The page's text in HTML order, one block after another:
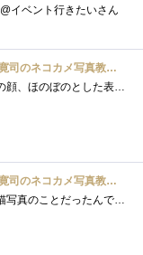
イベント行きたいさん
コカメ写真教室パート2
「あじ猫」とは、コワモテの顔、ほのぼのとした表情、ひょうきんな仕草など、可愛いだけでなく味わいのある猫写真とのこととあります。「あ�...
コカメ写真教室パート2
あじ猫って、味わいのある猫写真のことだったんですね。勝手に鯵をくわえた猫を想像してました。（笑）モノクロ写真って面白いですよねー。�...